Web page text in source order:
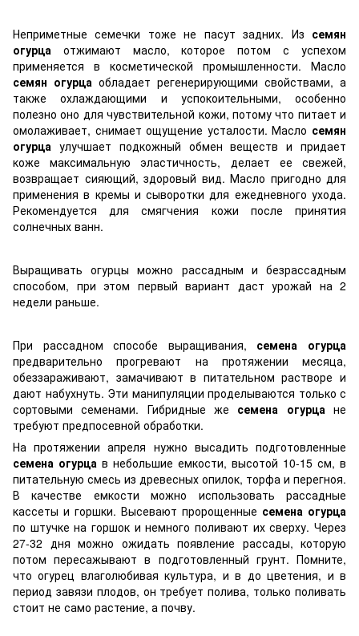
Неприметные семечки тоже не пасут задних. Из семян
огурца отжимают масло, которое потом с успехом
применяется в косметической промышленности. Масло
семян огурца обладает регенерирующими свойствами, а
также охлаждающими и успокоительными, особенно
полезно оно для чувствительной кожи, потому что питает и
омолаживает, снимает ощущение усталости. Масло семян
огурца улучшает подкожный обмен веществ и придает
коже максимальную эластичность, делает ее свежей,
возвращает сияющий, здоровый вид. Масло пригодно для
применения в кремы и сыворотки для ежедневного ухода.
Рекомендуется для смягчения кожи после принятия
солнечных ванн.
Выращивать огурцы можно рассадным и безрассадным
способом, при этом первый вариант даст урожай на 2
недели раньше.
При рассадном способе выращивания, семена огурца
предварительно прогревают на протяжении месяца,
обеззараживают, замачивают в питательном растворе и
дают набухнуть. Эти манипуляции проделываются только с
сортовыми семенами. Гибридные же семена огурцане
требуют предпосевной обработки.
На протяжении апреля нужно высадить подготовленные
семена огурца в небольшие емкости, высотой 10-15 см, в
питательную смесь из древесных опилок, торфа и перегноя.
В качестве емкости можно использовать рассадные
кассеты и горшки. Высевают пророщенные семена огурца
по штучке на горшок и немного поливают их сверху. Через
27-32 дня можно ожидать появление рассады, которую
потом пересажывают в подготовленный грунт. Помните,
что огурец влаголюбивая культура, и в до цветения, и в
период завязи плодов, он требует полива, только поливать
стоит не само растение, а почву.